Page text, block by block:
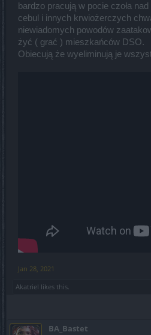
bardzo pracują w pocie czoła nad
cebul i innych krwiożerczych
niewiadomych powodów
żyć ( grać ) mieszkańców DSO.
Obiecują że wyeliminują je
Jan 28, 2021
Akatriel likes this.
BA_Bastet